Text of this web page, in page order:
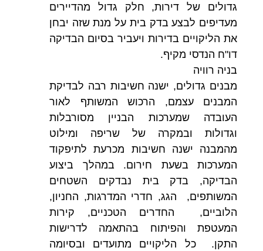
גדולים של דירות, חלק גדול מהדיירים
מעדיפים לבצע בדק בית על מנת שזה יבחן
את הליקויים בדירות ויעביר בסיום הבדיקה
דו"ח הנדסי מקיף.
בניה רוויה
מבנים גדולים, ישנה חשיבות רבה לבדיקת
המבנים עצמם, הרכוש המשותף לאור
העובדה שמערכות הבניין מסורבלות
וגדולות ובמקרה של שריפה ומילוט
מהמבנה ישנה חשיבות מכרעת לתיפקוד
המערכות בשעת חירום. במהלך ביצוע
הבדיקה, בדק בית נבדקים השטחים
המשותפים, הגג, חדרי המדרגות, החניון,
הלוביים, החדרים הטכניים, קירות
המעטפת והפיתוח בהתאמה לדרישות
התקן. כל הליקויים מתועדים ובסיומה